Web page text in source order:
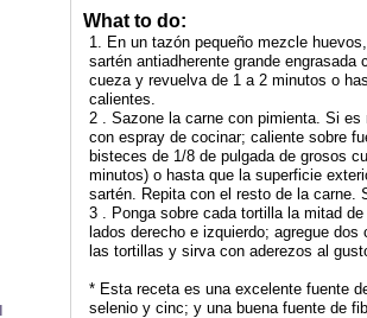
What to do:
1. En un tazón pequeño mezcle
sartén antiadherente grande
cueza y revuelva de 1 a 2 minutos o
calientes.
2 . Sazone la carne con pimienta. Si
con espray de cocinar; caliente sobre
bisteces de 1/8 de pulgada de grosos
minutos) o hasta que la superficie
sartén. Repita con el resto de la carne.
3 . Ponga sobre cada tortilla la mitad
lados derecho e izquierdo; agregue
las tortillas y sirva con aderezos al
* Esta receta es una excelente fuente
selenio y cinc; y una buena fuente de